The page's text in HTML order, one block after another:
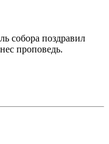
собора поздравил
проповедь.